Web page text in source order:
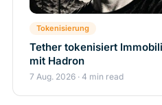
Tokenisierung
Tether tokenisiert
mit Hadron
7 Aug. 2026 · 4 min read